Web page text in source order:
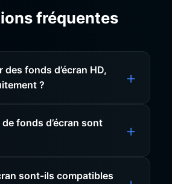
fréquentes
des fonds d’écran HD,
?
fonds d’écran sont
sont-ils compatibles